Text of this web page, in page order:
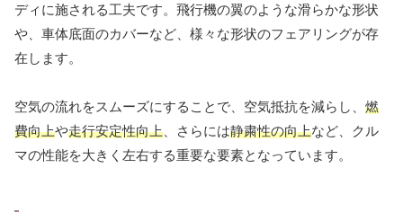
ディに施される工夫です。飛行機の翼のような滑らかな形状
や、車体底面のカバーなど、様々な形状のフェアリングが存
在します。
空気の流れをスムーズにすることで、空気抵抗を減らし、 燃
費向上や走行安定性向上 、さらには静粛性の向上など、クル
マの性能を大きく左右する重要な要素となっています。